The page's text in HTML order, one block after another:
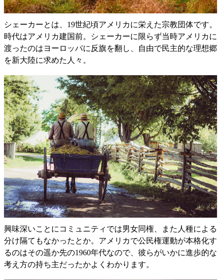
シェーカーとは、19世紀頃アメリカに栄えた宗教団体です。
時代はアメリカ建国前。シェーカーに限らず当時アメリカに
渡ったのはヨーロッパに反旗を翻し、自由で民主的な理想郷
を新大陸に求めた人々。
興味深いことにコミュニティでは男女同権、また人種による
分け隔てもなかったとか。アメリカで公民権運動が本格化す
るのはその遥か先の1960年代なので、彼らがいかに進歩的な
考え方の持ち主だったかよくわかります。